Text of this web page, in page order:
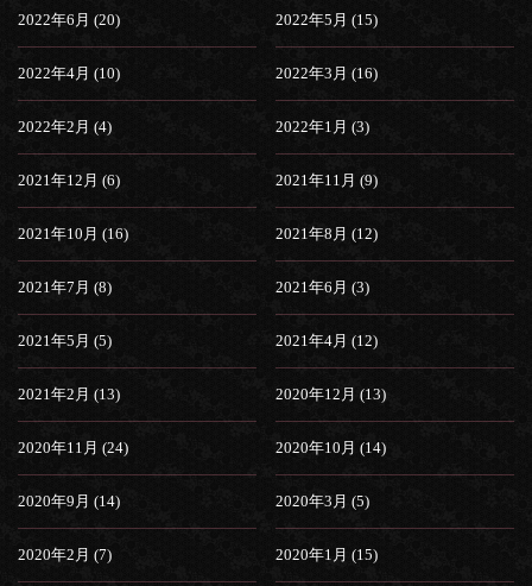
2022年6月 (20) 2022年5月 (15)
2022年4月 (10) 2022年3月 (16)
2022年2月 (4) 2022年1月 (3)
2021年12月 (6) 2021年11月 (9)
2021年10月 (16) 2021年8月 (12)
2021年7月 (8) 2021年6月 (3)
2021年5月 (5) 2021年4月 (12)
2021年2月 (13) 2020年12月 (13)
2020年11月 (24) 2020年10月 (14)
2020年9月 (14) 2020年3月 (5)
2020年2月 (7) 2020年1月 (15)